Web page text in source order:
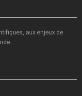
aux enjeux de